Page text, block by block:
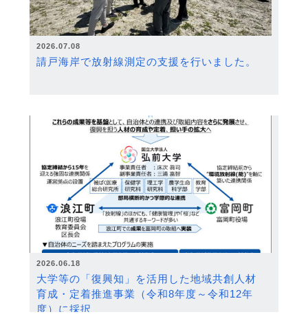
2026.07.08
請戸海岸で放射線測定の支援を行いました。
2026.06.18
大学等の「復興知」を活用した地域共創人材
育成・定着推進事業（令和8年度～令和12年
度）に採択